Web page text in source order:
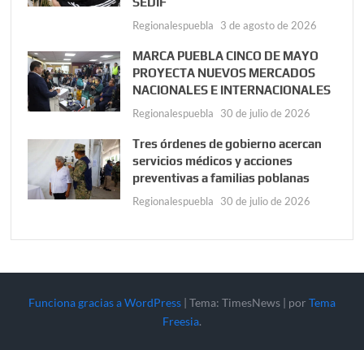
Regionalespuebla 3 de agosto de 2026
MARCA PUEBLA CINCO DE MAYO
PROYECTA NUEVOS MERCADOS
NACIONALES E INTERNACIONALES
Regionalespuebla 30 de julio de 2026
Tres órdenes de gobierno acercan
servicios médicos y acciones
preventivas a familias poblanas
Regionalespuebla 30 de julio de 2026
Funciona gracias a WordPress | Tema: TimesNews | por Tema
Freesia.